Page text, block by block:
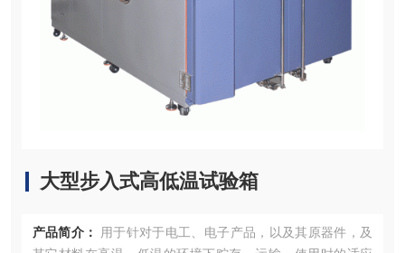
大型步入式高低温试验箱
产品简介：
用于针对于电工、电子产品，以及其原器件，及